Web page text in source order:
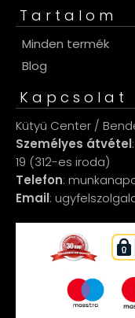
Tartalom
Minden termék
Blog
Kapcsolat
Kütyü Center /
Személyes átvétel
19 (312-es iroda)
Telefon:
Email: